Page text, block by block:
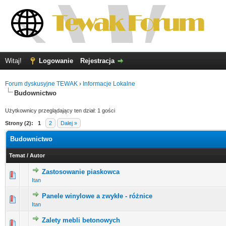
Witaj! Logowanie Rejestracja
Forum dyskusyjne TEWAK › Informacje Lokalne
Budownictwo
Użytkownicy przeglądający ten dział: 1 gości
Strony (2): 1 2 Dalej »
Budownictwo
Temat / Autor
Zastosowanie piaskowca
Itan
0 głosów - średnia ocena: 0 na 5 gwiazdek
1234
Panele winylowe a zwykłe - różnice
Itan
0 głosów - średnia ocena: 0 na 5 gwiazdek
1234 5
Zalety mebli betonowych
0 głosów - średnia ocena: 0 na 5 gwiazdek
1234